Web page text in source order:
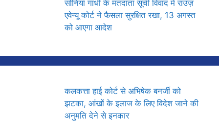
सोनिया गांधी के मतदाता सूची विवाद में राउज़
एवेन्यू कोर्ट ने फैसला सुरक्षित रखा, 13 अगस्त
को आएगा आदेश
कलकत्ता हाई कोर्ट से अभिषेक बनर्जी को
झटका, आंखों के इलाज के लिए विदेश जाने की
अनुमति देने से इनकार